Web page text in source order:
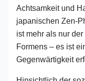
Achtsamkeit und
japanischen Zen-
ist mehr als nur
Formens – es ist
Gegenwärtigkeit